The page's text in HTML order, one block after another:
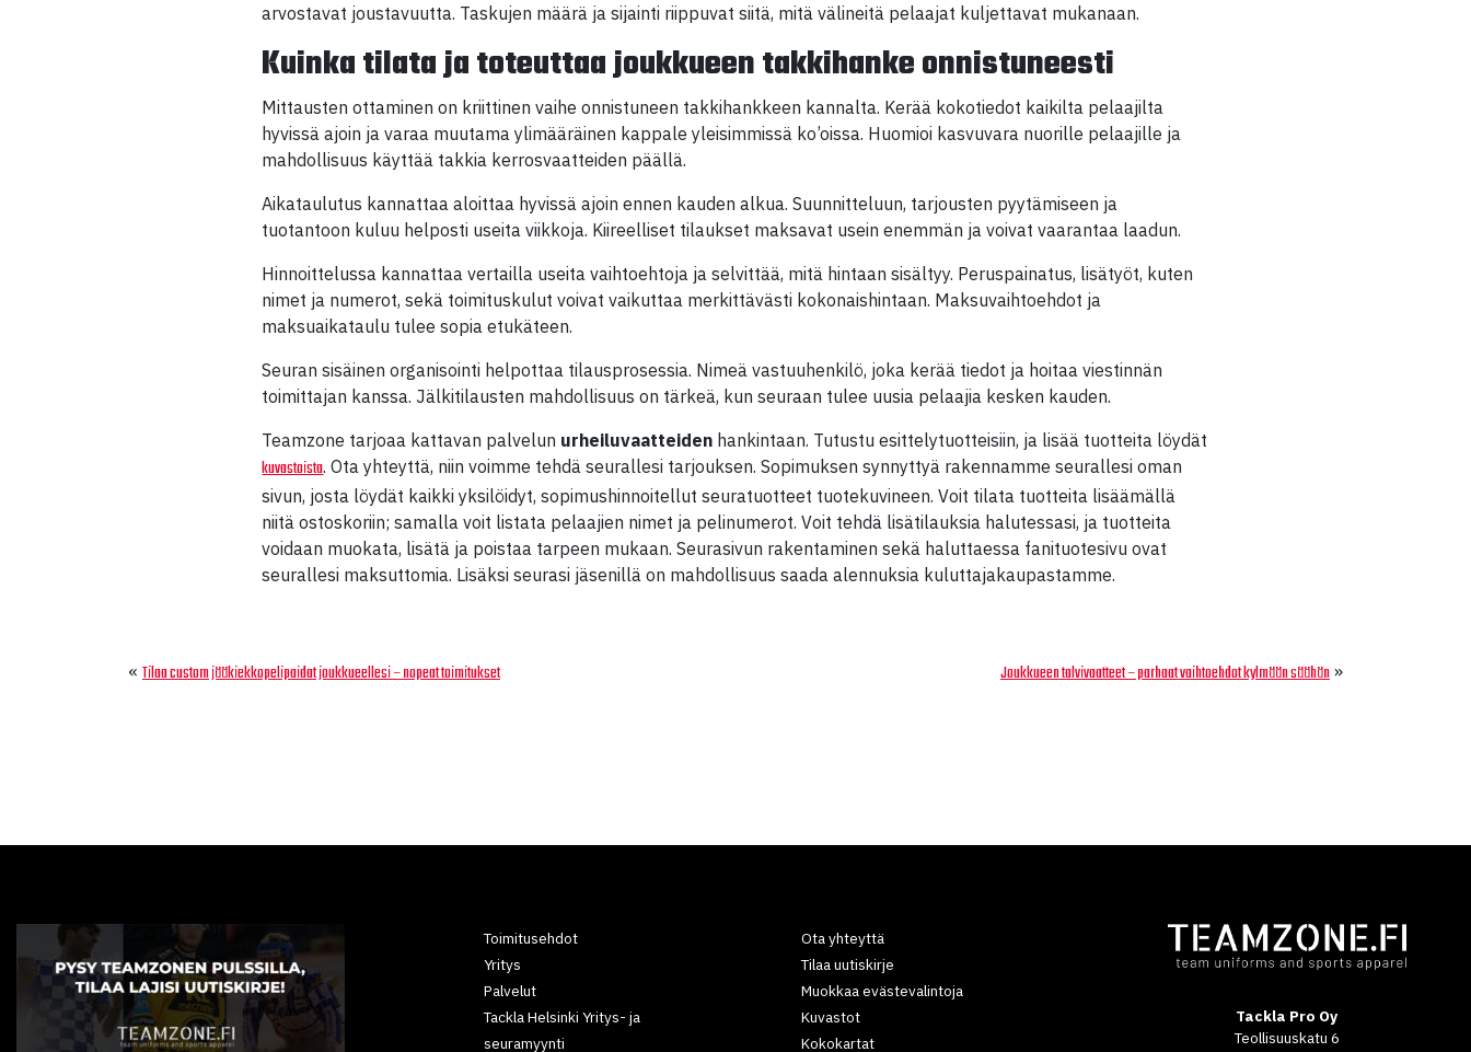
arvostavat joustavuutta. Taskujen määrä ja sijainti riippuvat siitä, mitä välineitä pelaajat kuljettavat mukanaan.
Kuinka tilata ja toteuttaa joukkueen takkihanke onnistuneesti
Mittausten ottaminen on kriittinen vaihe onnistuneen takkihankkeen kannalta. Kerää kokotiedot kaikilta pelaajilta
hyvissä ajoin ja varaa muutama ylimääräinen kappale yleisimmissä ko’oissa. Huomioi kasvuvara nuorille pelaajille ja
mahdollisuus käyttää takkia kerrosvaatteiden päällä.
Aikataulutus kannattaa aloittaa hyvissä ajoin ennen kauden alkua. Suunnitteluun, tarjousten pyytämiseen ja
tuotantoon kuluu helposti useita viikkoja. Kiireelliset tilaukset maksavat usein enemmän ja voivat vaarantaa laadun.
Hinnoittelussa kannattaa vertailla useita vaihtoehtoja ja selvittää, mitä hintaan sisältyy. Peruspainatus, lisätyöt, kuten
nimet ja numerot, sekä toimituskulut voivat vaikuttaa merkittävästi kokonaishintaan. Maksuvaihtoehdot ja
maksuaikataulu tulee sopia etukäteen.
Seuran sisäinen organisointi helpottaa tilausprosessia. Nimeä vastuuhenkilö, joka kerää tiedot ja hoitaa viestinnän
toimittajan kanssa. Jälkitilausten mahdollisuus on tärkeä, kun seuraan tulee uusia pelaajia kesken kauden.
Teamzone tarjoaa kattavan palvelun urheiluvaatteiden hankintaan. Tutustu esittelytuotteisiin, ja lisää tuotteita löydät
kuvastoista. Ota yhteyttä, niin voimme tehdä seurallesi tarjouksen. Sopimuksen synnyttyä rakennamme seurallesi oman
sivun, josta löydät kaikki yksilöidyt, sopimushinnoitellut seuratuotteet tuotekuvineen. Voit tilata tuotteita lisäämällä
niitä ostoskoriin; samalla voit listata pelaajien nimet ja pelinumerot. Voit tehdä lisätilauksia halutessasi, ja tuotteita
voidaan muokata, lisätä ja poistaa tarpeen mukaan. Seurasivun rakentaminen sekä haluttaessa fanituotesivu ovat
seurallesi maksuttomia. Lisäksi seurasi jäsenillä on mahdollisuus saada alennuksia kuluttajakaupastamme.
« Tilaa custom jääkiekkopelipaidat joukkueellesi – nopeat toimitukset Joukkueen talvivaatteet – parhaat vaihtoehdot kylmään säähän »
Toimitusehdot
Yritys
Palvelut
Tackla Helsinki Yritys- ja
seuramyynti
Ota yhteyttä
Tilaa uutiskirje
Muokkaa evästevalintoja
Kuvastot
Kokokartat
Tackla Pro Oy
Teollisuuskatu 6